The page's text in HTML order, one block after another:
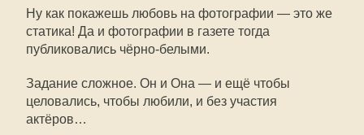
Ну как покажешь любовь на фотографии — это же
статика! Да и фотографии в газете тогда
публиковались чёрно-белыми.
Задание сложное. Он и Она — и ещё чтобы
целовались, чтобы любили, и без участия
актёров…